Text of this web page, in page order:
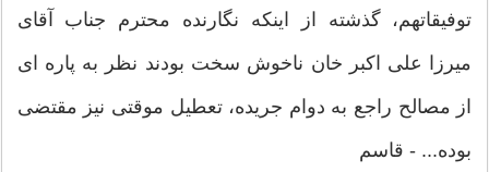
توفیقاتهم، گذشته از اینکه نگارنده محترم جناب آقای
میرزا علی اکبر خان ناخوش سخت بودند نظر به پاره ای
از مصالح راجع به دوام جریده، تعطیل موقتی نیز مقتضی
بوده... - قاسم